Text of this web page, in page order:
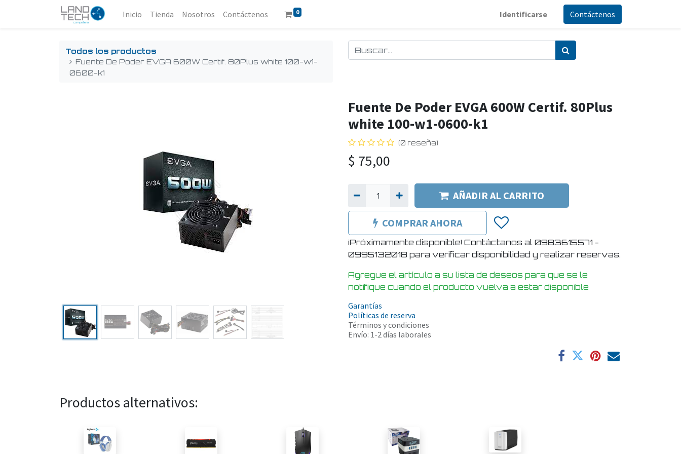
Inicio Tienda Nosotros Contáctenos 0 Identificarse Contáctenos
Todos los productos
Fuente De Poder EVGA 600W Certif. 80Plus white 100-w1-
0600-k1
Fuente De Poder EVGA 600W Certif. 80Plus
white 100-w1-0600-k1
(0 reseña)
$ 75,00
AÑADIR AL CARRITO
COMPRAR AHORA
¡Próximamente disponible! Contáctanos al 0983615571 -
0995132018 para verificar disponibilidad y realizar reservas.
Agregue el artículo a su lista de deseos para que se le
notifique cuando el producto vuelva a estar disponible
Garantías
Políticas de reserva
Términos y condiciones
Envío: 1-2 días laborales
Productos alternativos: